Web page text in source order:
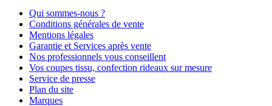
Qui sommes-nous ?
Conditions générales de vente
Mentions légales
Garantie et Services après vente
Nos professionnels vous conseillent
Vos coupes tissu, confection rideaux sur mesure
Service de presse
Plan du site
Marques